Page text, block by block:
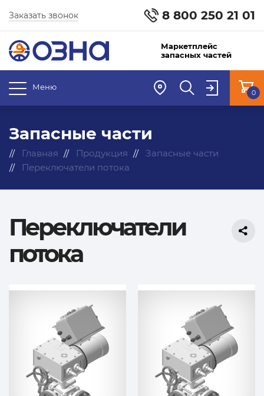
8 800 250 21 01
Заказать звонок
Маркетплейс
запасных частей
Меню
0
Запасные части
Главная Продукция
Запасные части
Переключатели потока
Переключатели
потока